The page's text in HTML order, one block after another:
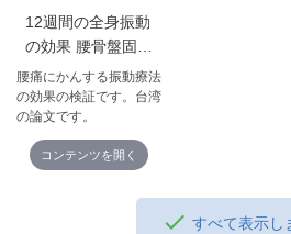
12週間の全身振動
の効果 腰骨盤固有
受容のエクササイ
ズと 非特異的疾患
を持つ若年成人の
疼痛コントロール
腰痛 2019 台湾
腰痛にかんする振動療法
の効果の検証です。台湾
の論文です。
コンテンツを開く
すべて表示し